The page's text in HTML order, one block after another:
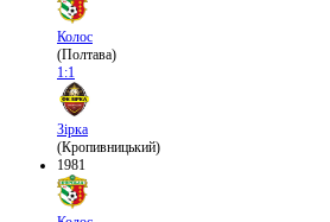
Колос
(Полтава)
1:1
Зірка
(Кропивницький)
1981